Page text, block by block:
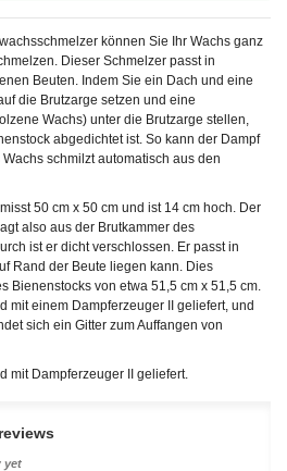
können Sie Ihr Wachs ganz
Dieser Schmelzer passt in
Beuten. Indem Sie ein Dach und eine
die Brutzarge setzen und eine
Wachs) unter die Brutzarge stellen,
abgedichtet ist. So kann der Dampf
schmilzt automatisch aus den
50 cm x 50 cm und ist 14 cm hoch. Der
also aus der Brutkammer des
ist er dicht verschlossen. Er passt in
Rand der Beute liegen kann. Dies
Bienenstocks von etwa 51,5 cm x 51,5 cm.
mit einem Dampferzeuger II geliefert, und
sich ein Gitter zum Auffangen von
mit Dampferzeuger II geliefert.
yet